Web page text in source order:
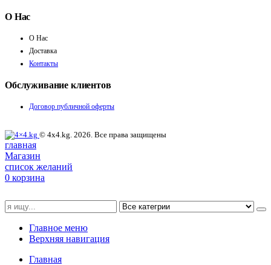
О Нас
О Нас
Доставка
Контакты
Обслуживание клиентов
Договор публичной оферты
© 4x4.kg. 2026. Все права защищены
главная
Магазин
список желаний
0 корзина
Главное меню
Верхняя навигация
Главная